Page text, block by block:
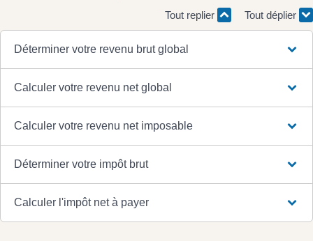
Tout replier
Tout déplier
Déterminer votre revenu brut global
Calculer votre revenu net global
Calculer votre revenu net imposable
Déterminer votre impôt brut
Calculer l'impôt net à payer